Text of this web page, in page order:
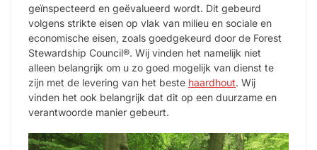
geïnspecteerd en geëvalueerd wordt. Dit gebeurd
volgens strikte eisen op vlak van milieu en sociale en
economische eisen, zoals goedgekeurd door de Forest
Stewardship Council®. Wij vinden het namelijk niet
alleen belangrijk om u zo goed mogelijk van dienst te
zijn met de levering van het beste haardhout. Wij
vinden het ook belangrijk dat dit op een duurzame en
verantwoorde manier gebeurt.